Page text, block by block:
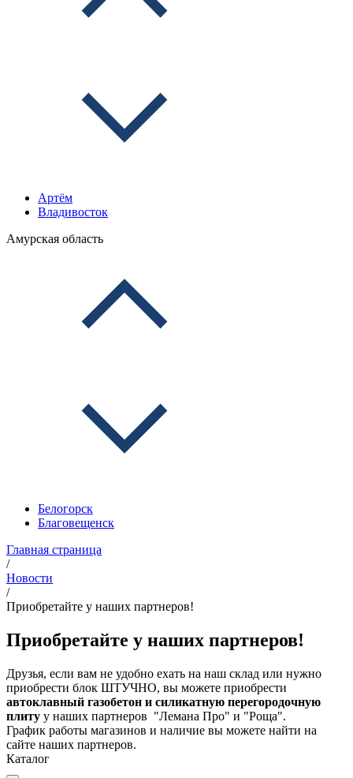
Артём
Владивосток
Амурская область
Белогорск
Благовещенск
Главная страница
/
Новости
/
Приобретайте у наших партнеров!
Приобретайте у наших партнеров!
Друзья, если вам не удобно ехать на наш склад или нужно
приобрести блок ШТУЧНО, вы можете приобрести
автоклавный газобетон и силикатную перегородочную
плиту у наших партнеров "Лемана Про" и "Роща".
График работы магазинов и наличие вы можете найти на
сайте наших партнеров.
Каталог